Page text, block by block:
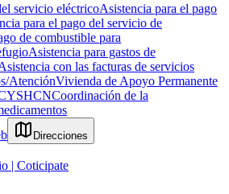
servicio eléctricoAsistencia para el pago
para el pago del servicio de
de combustible para
Asistencia para gastos de
con las facturas de servicios
AtenciónVivienda de Apoyo Permanente
Coordinación de la
Direcciones
| Coticipate